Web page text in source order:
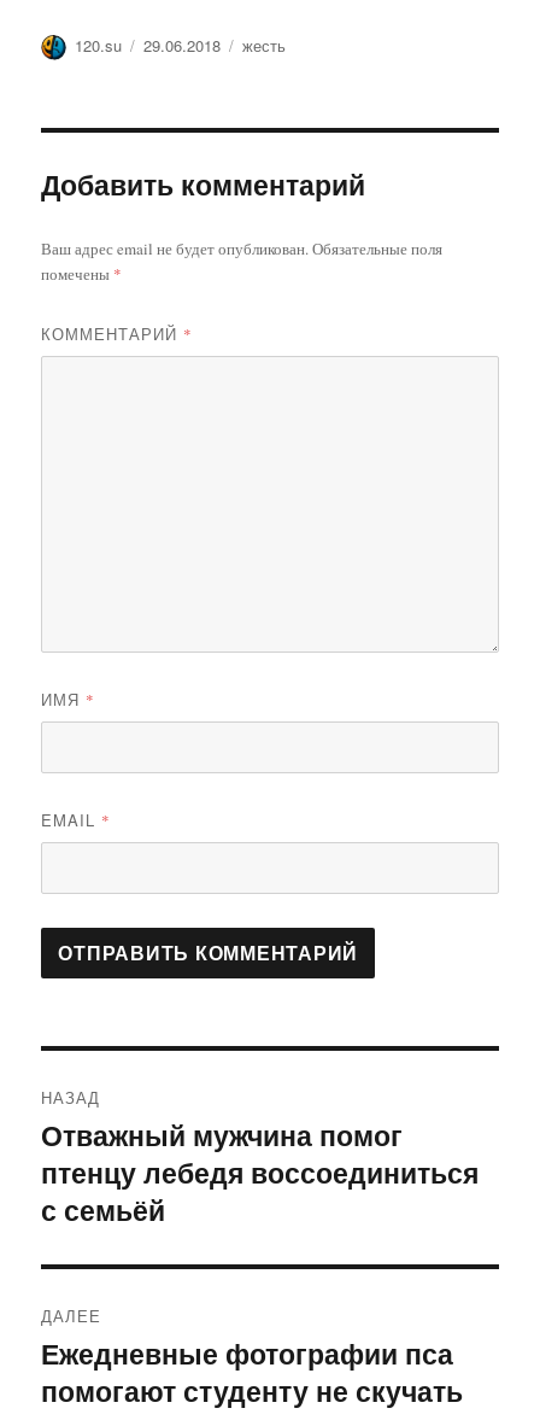
Автор
120.su Опубликовано
29.06.2018 Метки
жесть
Добавить комментарий
Ваш адрес email не будет опубликован. Обязательные поля
помечены *
КОММЕНТАРИЙ *
ИМЯ *
EMAIL *
по
записям
НАЗАД
Предыдущая
запись:
Отважный мужчина помог
птенцу лебедя воссоединиться
с семьёй
ДАЛЕЕ
Следующая
запись:
Ежедневные фотографии пса
помогают студенту не скучать